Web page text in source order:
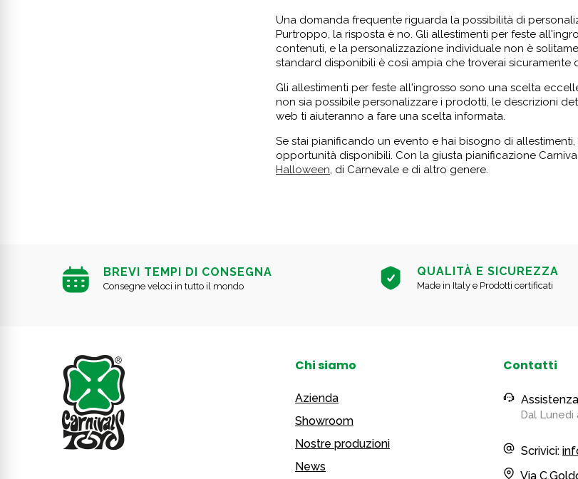
Una domanda frequente riguarda la possibilità di
Purtroppo, la risposta è no. Gli allestimenti per feste
contenuti, e la personalizzazione individuale non è
standard disponibili è così ampia che troverai
Gli allestimenti per feste all'ingrosso sono una scelta
non sia possibile personalizzare i prodotti, le descrizioni
web ti aiuteranno a fare una scelta informata.
Se stai pianificando un evento e hai bisogno di
opportunità disponibili. Con la giusta pianificazione
Halloween, di Carnevale e di altro genere.
BREVI TEMPI DI CONSEGNA
Consegne veloci in tutto il mondo
QUALITÀ E SICUREZZA
Made in Italy e Prodotti certificati
Chi siamo
Azienda
Showroom
Nostre produzioni
News
Contatti
Dal Lunedi
Scrivici:
Via